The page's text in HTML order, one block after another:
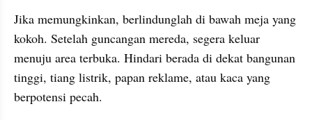
Jika memungkinkan, berlindunglah di bawah meja yang
kokoh. Setelah guncangan mereda, segera keluar
menuju area terbuka. Hindari berada di dekat bangunan
tinggi, tiang listrik, papan reklame, atau kaca yang
berpotensi pecah.